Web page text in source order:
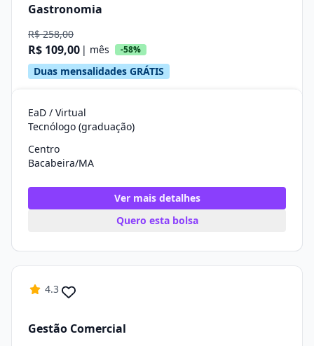
Gastronomia
R$ 258,00
R$ 109,00 | mês -58%
Duas mensalidades GRÁTIS
EaD / Virtual
Tecnólogo (graduação)
Centro
Bacabeira/MA
Ver mais detalhes
Quero esta bolsa
4.3
Gestão Comercial